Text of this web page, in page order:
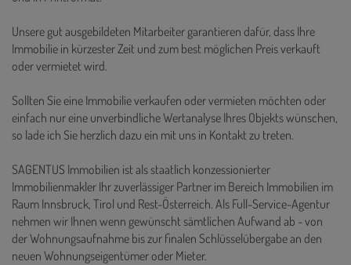
Unsere gut ausgebildeten Mitarbeiter garantieren dafür, dass Ihre
Immobilie in kürzester Zeit und zum best möglichen Preis verkauft
oder vermietet wird.
Sollten Sie eine Immobilie verkaufen oder vermieten möchten oder
einfach nur eine unverbindliche Wertanalyse Ihres Objekts wünschen,
so lade ich Sie herzlich dazu ein mit uns in Kontakt zu treten.
SAGENTUS Immobilien ist als staatlich konzessionierter
Immobilienmakler Ihr zuverlässiger Partner im Bereich Immobilien im
Raum Innsbruck, Tirol und Rest-Österreich. Als Full-Service-Agentur
nehmen wir Ihnen wenn gewünscht sämtlichen Aufwand ab - von
der Wohnungsaufnahme bis zur finalen Schlüsselübergabe an den
neuen Wohnungseigentümer oder Mieter.